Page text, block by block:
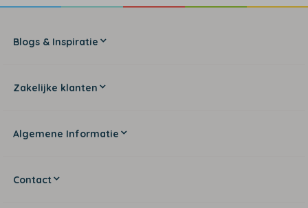
Blogs & Inspiratie
Zakelijke klanten
Algemene Informatie
Contact